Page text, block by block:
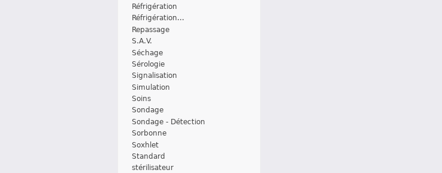
Réfrigération
Réfrigération...
Repassage
S.A.V.
Séchage
Sérologie
Signalisation
Simulation
Soins
Sondage
Sondage - Détection
Sorbonne
Soxhlet
Standard
stérilisateur